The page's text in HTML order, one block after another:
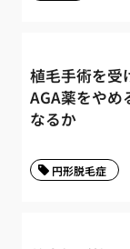
植毛手術を受
AGA薬をやめ
なるか
円形脱毛症